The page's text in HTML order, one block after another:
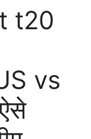
t20
vs